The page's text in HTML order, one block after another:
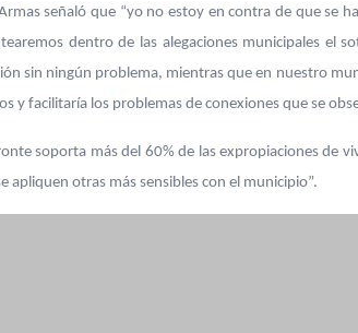
señaló que “yo no estoy en contra de que se
dentro de las alegaciones municipales el
sin ningún problema, mientras que en nuestro
y facilitaría los problemas de conexiones que se
soporta más del 60% de las expropiaciones de
apliquen otras más sensibles con el municipio”.